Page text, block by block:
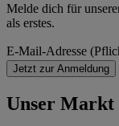
Melde dich für
als erstes.
E-Mail-Adresse
Jetzt zur Anmeldung
Unser Markt